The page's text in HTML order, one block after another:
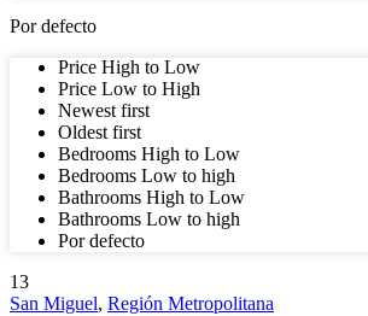
Por defecto
Price High to Low
Price Low to High
Newest first
Oldest first
Bedrooms High to Low
Bedrooms Low to high
Bathrooms High to Low
Bathrooms Low to high
Por defecto
13
San Miguel, Región Metropolitana